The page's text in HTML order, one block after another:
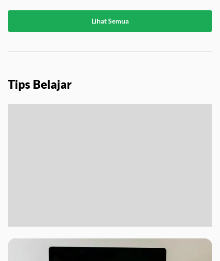
Lihat Semua
Tips Belajar